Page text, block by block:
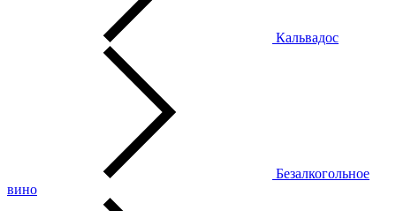
Кальвадос
Безалкогольное
вино